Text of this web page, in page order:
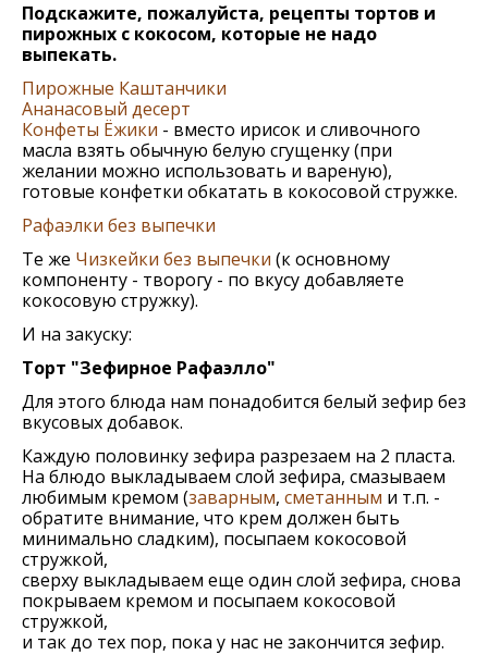
Подскажите, пожалуйста, рецепты тортов и
пирожных с кокосом, которые не надо
выпекать.
Пирожные Каштанчики
Ананасовый десерт
Конфеты Ёжики - вместо ирисок и сливочного
масла взять обычную белую сгущенку (при
желании можно использовать и вареную),
готовые конфетки обкатать в кокосовой стружке.
Рафаэлки без выпечки
Те же Чизкейки без выпечки (к основному
компоненту - творогу - по вкусу добавляете
кокосовую стружку).
И на закуску:
Торт "Зефирное Рафаэлло"
Для этого блюда нам понадобится белый зефир без
вкусовых добавок.
Каждую половинку зефира разрезаем на 2 пласта.
На блюдо выкладываем слой зефира, смазываем
любимым кремом (заварным, сметанным и т.п. -
обратите внимание, что крем должен быть
минимально сладким), посыпаем кокосовой
стружкой,
сверху выкладываем еще один слой зефира, снова
покрываем кремом и посыпаем кокосовой
стружкой,
и так до тех пор, пока у нас не закончится зефир.